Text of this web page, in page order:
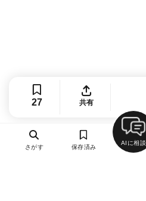
27 共有
さがす 保存済み
AIに相談